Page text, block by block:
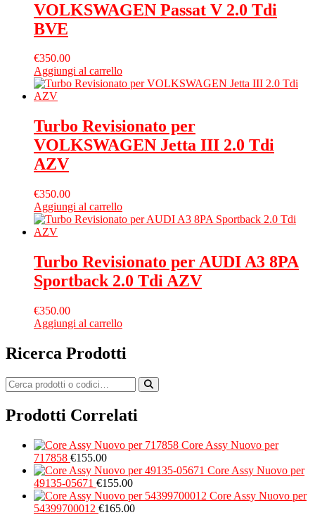
VOLKSWAGEN Passat V 2.0 Tdi
BVE
€350.00
Aggiungi al carrello
Turbo Revisionato per
VOLKSWAGEN Jetta III 2.0 Tdi
AZV
€350.00
Aggiungi al carrello
Turbo Revisionato per AUDI A3 8PA
Sportback 2.0 Tdi AZV
€350.00
Aggiungi al carrello
Ricerca Prodotti
Prodotti Correlati
Core Assy Nuovo per
717858 €155.00
Core Assy Nuovo per
49135-05671 €155.00
Core Assy Nuovo per
54399700012 €165.00